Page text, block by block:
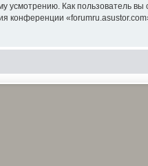
Как пользователь вы
конференции